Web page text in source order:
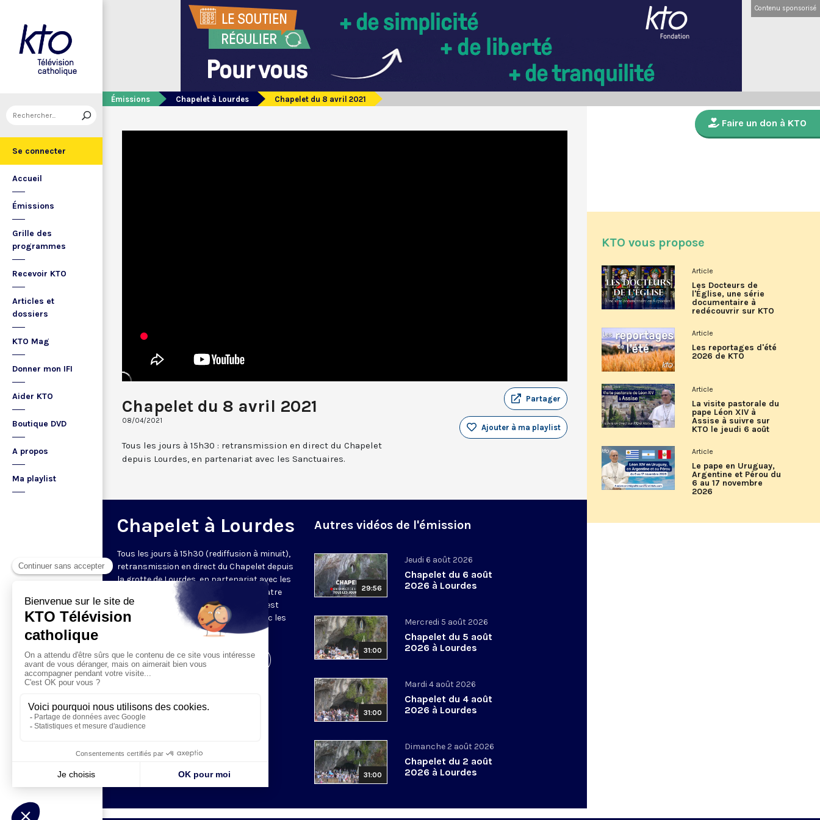
Se connecter
Accueil
Émissions
Grille des
programmes
Recevoir KTO
Articles et
dossiers
KTO Mag
Donner mon IFI
Aider KTO
Boutique DVD
A propos
Ma playlist
Contenu sponsorisé
Émissions Chapelet à Lourdes Chapelet du 8 avril 2021
Chapelet du 8 avril 2021
08/04/2021
Partager
Ajouter à ma playlist
Tous les jours à 15h30 : retransmission en direct du Chapelet
depuis Lourdes, en partenariat avec les Sanctuaires.
Chapelet à Lourdes
Tous les jours à 15h30 (rediffusion à minuit),
retransmission en direct du Chapelet depuis
la grotte de Lourdes, en partenariat avec les
Sanctuaires. Chaque jour, l'une des quatre
méditations des mystères du Rosaire est
proposée en communion de prière avec les
Visiter la page de l'émission
Autres vidéos de l'émission
29:56
Jeudi 6 août 2026
Chapelet du 6 août
2026 à Lourdes
31:00
Mercredi 5 août 2026
Chapelet du 5 août
2026 à Lourdes
31:00
Mardi 4 août 2026
Chapelet du 4 août
2026 à Lourdes
31:00
Dimanche 2 août 2026
Chapelet du 2 août
2026 à Lourdes
Faire un don à KTO
KTO vous propose
Article
Les Docteurs de
l'Église, une série
documentaire à
redécouvrir sur KTO
Article
Les reportages d'été
2026 de KTO
Article
La visite pastorale du
pape Léon XIV à
Assise à suivre sur
KTO le jeudi 6 août
Article
Le pape en Uruguay,
Argentine et Pérou du
6 au 17 novembre
2026